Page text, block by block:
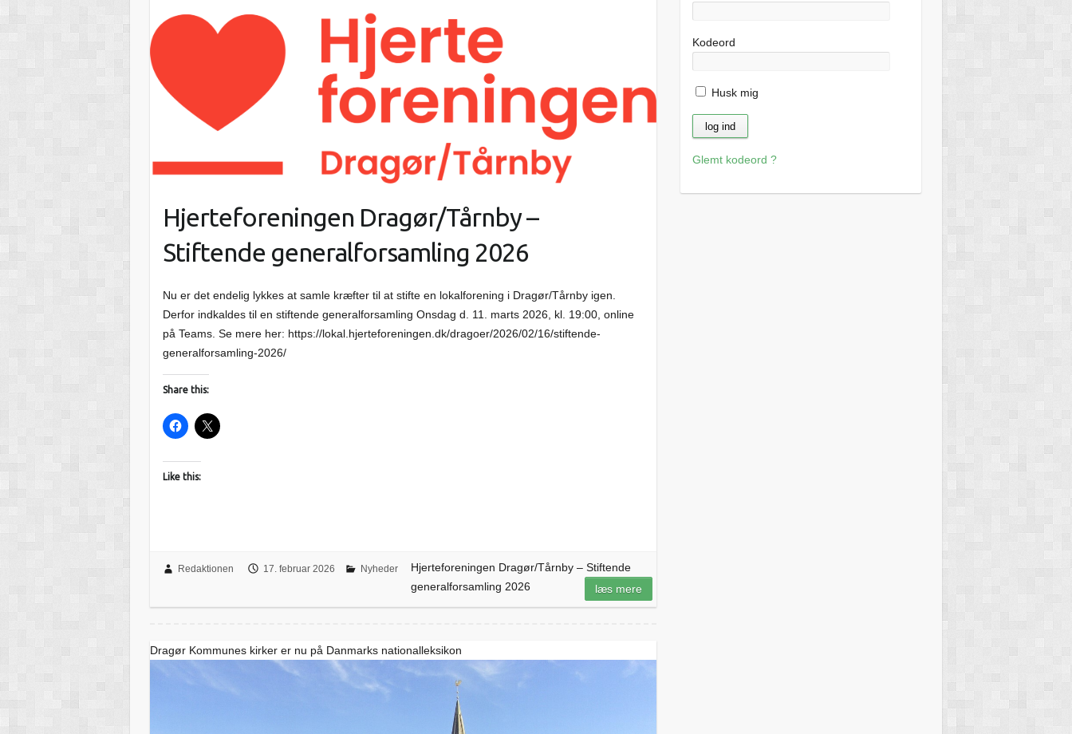
Hjerteforeningen Dragør/Tårnby –
Stiftende generalforsamling 2026
Nu er det endelig lykkes at samle kræfter til at stifte en lokalforening i Dragør/Tårnby igen.
Derfor indkaldes til en stiftende generalforsamling Onsdag d. 11. marts 2026, kl. 19:00, online
på Teams. Se mere her: https://lokal.hjerteforeningen.dk/dragoer/2026/02/16/stiftende-
generalforsamling-2026/
Share this:
Like this:
Redaktionen 17. februar 2026 Nyheder
Hjerteforeningen Dragør/Tårnby – Stiftende
generalforsamling 2026
læs mere
Dragør Kommunes kirker er nu på Danmarks nationalleksikon
Kodeord
Husk mig
Glemt kodeord ?